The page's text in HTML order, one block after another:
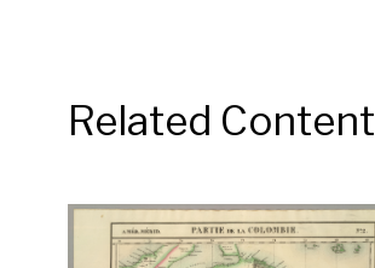
Related Content